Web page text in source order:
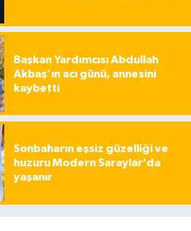
Başkan Yardımcısı Abdullah
Akbaş’ın acı günü, annesini
kaybetti
Sonbaharın eşsiz güzelliği ve
huzuru Modern Saraylar’da
yaşanır